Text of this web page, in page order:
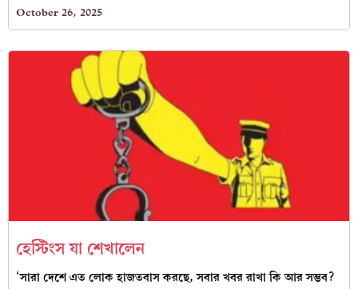
October 26, 2025
হেস্টিংস যা শেখালেন
‘সারা দেশে এত লোক হাজতবাস করছে, সবার খবর রাখা কি আর সম্ভব?